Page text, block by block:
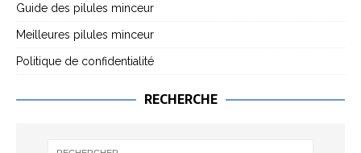
Guide des pilules minceur
Meilleures pilules minceur
Politique de confidentialité
RECHERCHE